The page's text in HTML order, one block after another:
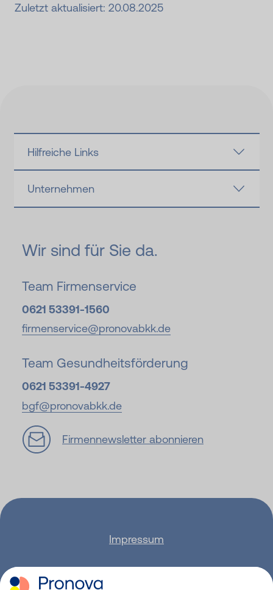
Zuletzt aktualisiert: 20.08.2025
Hilfreiche Links
Unternehmen
Wir sind für Sie da.
Team Firmenservice
0621 53391-1560
firmenservice@pronovabkk.de
Team Gesundheitsförderung
0621 53391-4927
bgf@pronovabkk.de
Firmennewsletter abonnieren
Impressum